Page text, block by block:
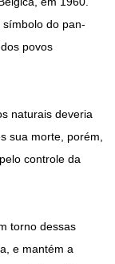
do pan-
povos
naturais deveria
sua morte, porém,
controle da
torno dessas
e mantém a